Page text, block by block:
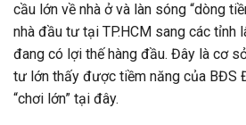
cầu lớn về nhà ở và làn sóng “dòng
nhà đầu tư tại TP.HCM sang các tỉnh
đang có lợi thế hàng đầu. Đây là cơ
tư lớn thấy được tiềm năng của BĐS
“chơi lớn” tại đây.